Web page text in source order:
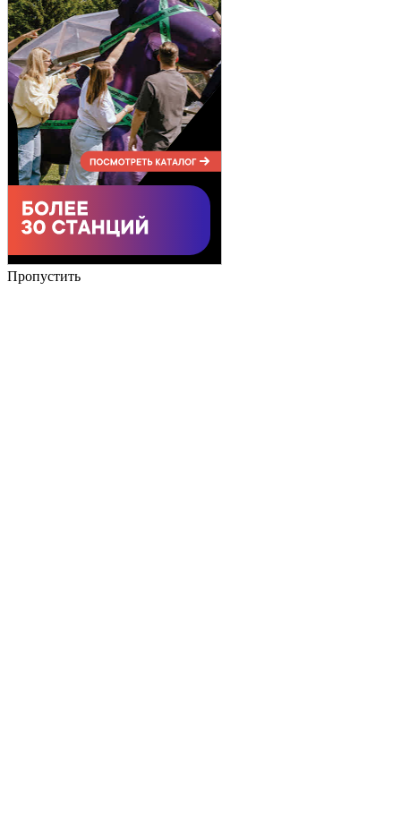
Пропустить